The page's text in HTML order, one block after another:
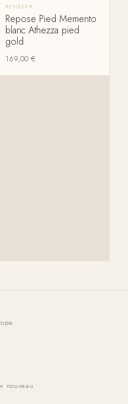
ATHEZZA
Repose Pied Memento
blanc Athezza pied
gold
169,00 €
nouveau